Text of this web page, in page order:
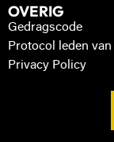
OVERIG
Gedragscode
Protocol leden
Privacy Policy